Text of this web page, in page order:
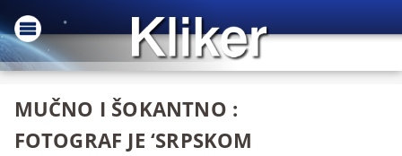
MUČNO I ŠOKANTNO :
FOTOGRAF JE ‘SRPSKOM